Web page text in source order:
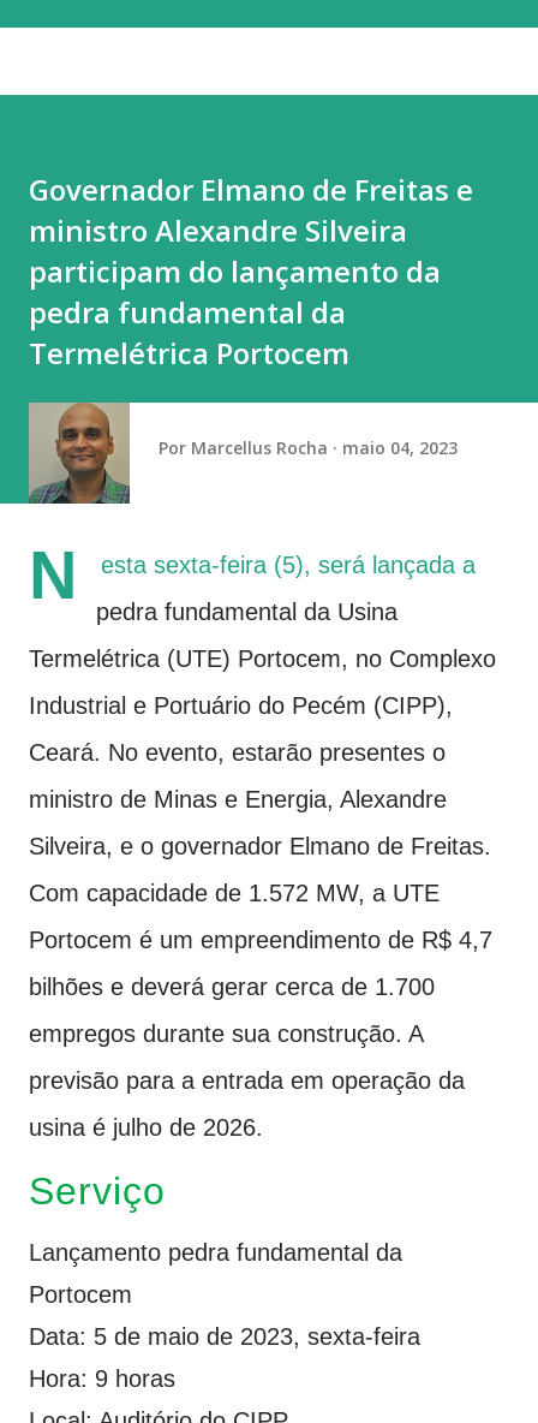
superiores e colegas que busquem influenciar o voto livre e
secreto de funcionários. O assédio eleitoral ocorre quando
alguém utiliza sua posição de poder no ambiente de
trabalho para influenciar, constranger ou pressionar
trabalhadores a votar, deixar de votar ou apoiar
determinado candidato, partido ou posicionamento
constrang...
Governador Elmano de Freitas e
ministro Alexandre Silveira
participam do lançamento da
pedra fundamental da
Termelétrica Portocem
Por Marcellus Rocha maio 04, 2023
N
esta sexta-feira (5), será lançada a
pedra fundamental da Usina
Termelétrica (UTE) Portocem, no Complexo
Industrial e Portuário do Pecém (CIPP),
Ceará. No evento, estarão presentes o
ministro de Minas e Energia, Alexandre
Silveira, e o governador Elmano de Freitas.
Com capacidade de 1.572 MW, a UTE
Portocem é um empreendimento de R$ 4,7
bilhões e deverá gerar cerca de 1.700
empregos durante sua construção. A
previsão para a entrada em operação da
usina é julho de 2026.
Serviço
Lançamento pedra fundamental da
Portocem
Data: 5 de maio de 2023, sexta-feira
Hora: 9 horas